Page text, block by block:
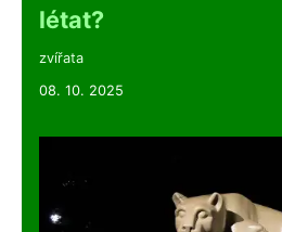
létat?
zvířata
08. 10. 2025